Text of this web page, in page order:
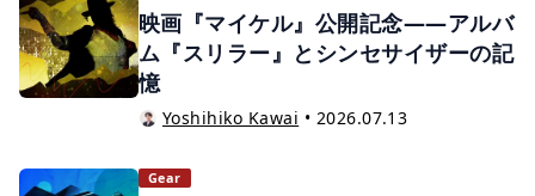
映画『マイケル』公開記念——アルバ
ム『スリラー』とシンセサイザーの記
憶
Yoshihiko Kawai • 2026.07.13
Gear